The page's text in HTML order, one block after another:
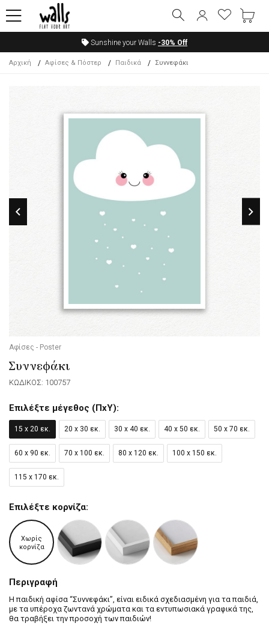
Sunshine your Walls -30% Off
Αρχική Αφίσες & Πόστερ Παιδικά Συννεφάκι
Αφίσες - Poster
Συννεφάκι
ΚΩΔΙΚΟΣ: 100757
Επιλέξτε μέγεθος (ΠxΥ):
15 x 20 εκ. 20 x 30 εκ. 30 x 40 εκ. 40 x 50 εκ. 50 x 70 εκ.
60 x 90 εκ. 70 x 100 εκ. 80 x 120 εκ. 100 x 150 εκ.
115 x 170 εκ.
Επιλέξτε κορνίζα:
Χωρίς
κορνίζα
Περιγραφή
H παιδική αφίσα “Συννεφάκι”, είναι ειδικά σχεδιασμένη για τα παιδιά,
με τα υπέροχα ζωντανά χρώματα και τα εντυπωσιακά γραφικά της,
θα τραβήξει την προσοχή των παιδιών!